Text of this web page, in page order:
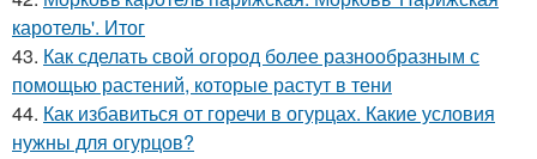
каротель'. Итог
43. Как сделать свой огород более разнообразным с
помощью растений, которые растут в тени
44. Как избавиться от горечи в огурцах. Какие условия
нужны для огурцов?